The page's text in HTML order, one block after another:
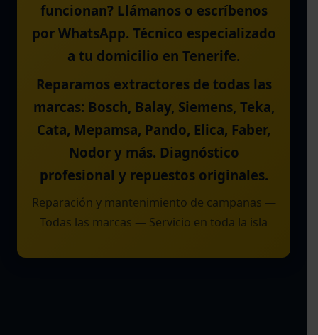
funcionan? Llámanos o escríbenos
por WhatsApp. Técnico especializado
a tu domicilio en Tenerife.
Reparamos extractores de todas las
marcas: Bosch, Balay, Siemens, Teka,
Cata, Mepamsa, Pando, Elica, Faber,
Nodor y más. Diagnóstico
profesional y repuestos originales.
Reparación y mantenimiento de campanas —
Todas las marcas — Servicio en toda la isla